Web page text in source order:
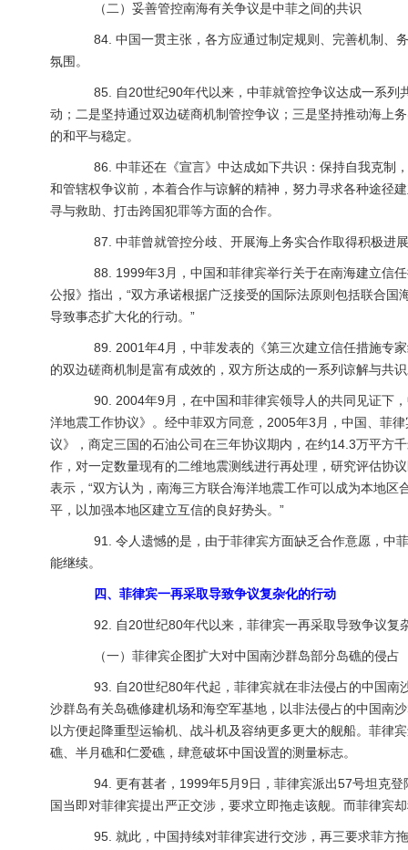
（二）妥善管控南海有关争议是中菲之间的共识
84. 中国一贯主张，各方应通过制定规则、完善机制、
氛围。
85. 自20世纪90年代以来，中菲就管控争议达成一系列
动；二是坚持通过双边磋商机制管控争议；三是坚持推动海上
的和平与稳定。
86. 中菲还在《宣言》中达成如下共识：保持自我克制
和管辖权争议前，本着合作与谅解的精神，努力寻求各种途径
寻与救助、打击跨国犯罪等方面的合作。
87. 中菲曾就管控分歧、开展海上务实合作取得积极进
88. 1999年3月，中国和菲律宾举行关于在南海建立信任
公报》指出，“双方承诺根据广泛接受的国际法原则包括联合
导致事态扩大化的行动。”
89. 2001年4月，中菲发表的《第三次建立信任措施专家
的双边磋商机制是富有成效的，双方所达成的一系列谅解与共
90. 2004年9月，在中国和菲律宾领导人的共同见证下，
洋地震工作协议》。经中菲双方同意，2005年3月，中国、菲
议》，商定三国的石油公司在三年协议期内，在约14.3万平方
作，对一定数量现有的二维地震测线进行再处理，研究评估协
表示，“双方认为，南海三方联合海洋地震工作可以成为本地
平，以加强本地区建立互信的良好势头。”
91. 令人遗憾的是，由于菲律宾方面缺乏合作意愿，中
能继续。
四、菲律宾一再采取导致争议复杂化的行动
92. 自20世纪80年代以来，菲律宾一再采取导致争议复
（一）菲律宾企图扩大对中国南沙群岛部分岛礁的侵占
93. 自20世纪80年代起，菲律宾就在非法侵占的中国南
沙群岛有关岛礁修建机场和海空军基地，以非法侵占的中国南
以方便起降重型运输机、战斗机及容纳更多更大的舰船。菲律
礁、半月礁和仁爱礁，肆意破坏中国设置的测量标志。
94. 更有甚者，1999年5月9日，菲律宾派出57号坦克登
国当即对菲律宾提出严正交涉，要求立即拖走该舰。而菲律宾
95. 就此，中国持续对菲律宾进行交涉，再三要求菲方